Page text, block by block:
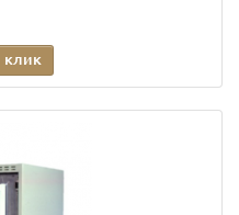
клик